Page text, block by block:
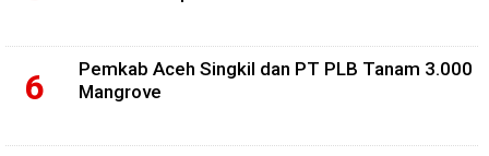
Pemkab Aceh Singkil dan PT PLB Tanam 3.000
Mangrove